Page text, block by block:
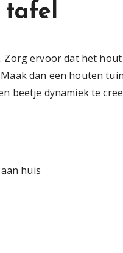
tafel
ervoor dat het
dan een houten
beetje dynamiek te
huis